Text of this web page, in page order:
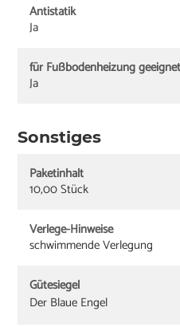
Antistatik
Ja
für Fußbodenheizung geeignet
Ja
Sonstiges
Paketinhalt
10,00 Stück
Verlege-Hinweise
schwimmende Verlegung
Gütesiegel
Der Blaue Engel